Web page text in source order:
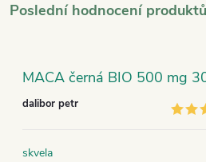
Poslední hodnocení produktů
MACA černá BIO 500 mg
dalibor petr
skvela